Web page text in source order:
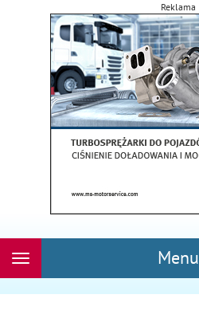
Reklama
Menu
Rozwiń